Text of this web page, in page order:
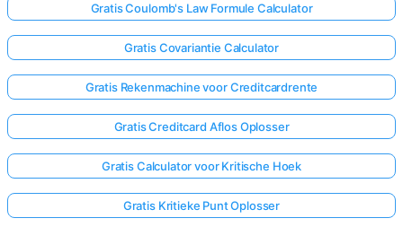
Gratis Coulomb's Law Formule Calculator
Gratis Covariantie Calculator
Gratis Rekenmachine voor Creditcardrente
Gratis Creditcard Aflos Oplosser
Gratis Calculator voor Kritische Hoek
Gratis Kritieke Punt Oplosser